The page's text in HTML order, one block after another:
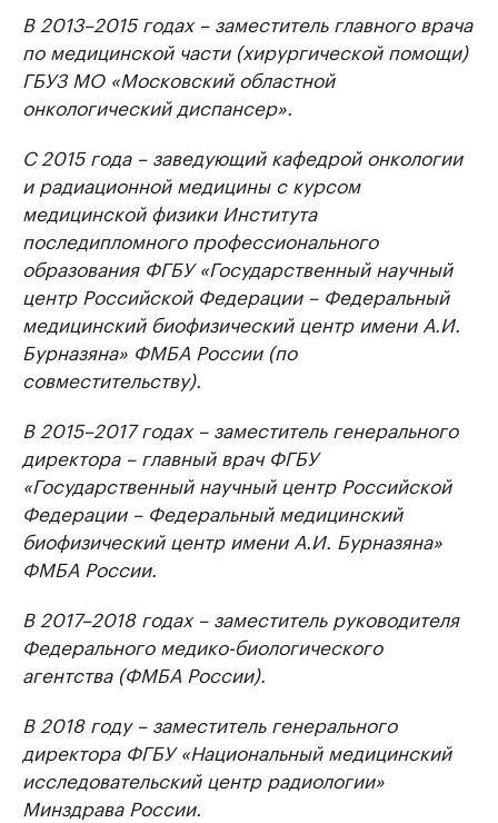
В 2013–2015 годах – заместитель главного врача
по медицинской части (хирургической помощи)
ГБУЗ МО «Московский областной
онкологический диспансер».
С 2015 года – заведующий кафедрой онкологии
и радиационной медицины с курсом
медицинской физики Института
последипломного профессионального
образования ФГБУ «Государственный научный
центр Российской Федерации – Федеральный
медицинский биофизический центр имени А.И.
Бурназяна» ФМБА России (по
совместительству).
В 2015–2017 годах – заместитель генерального
директора – главный врач ФГБУ
«Государственный научный центр Российской
Федерации – Федеральный медицинский
биофизический центр имени А.И. Бурназяна»
ФМБА России.
В 2017–2018 годах – заместитель руководителя
Федерального медико-биологического
агентства (ФМБА России).
В 2018 году – заместитель генерального
директора ФГБУ «Национальный медицинский
исследовательский центр радиологии»
Минздрава России.